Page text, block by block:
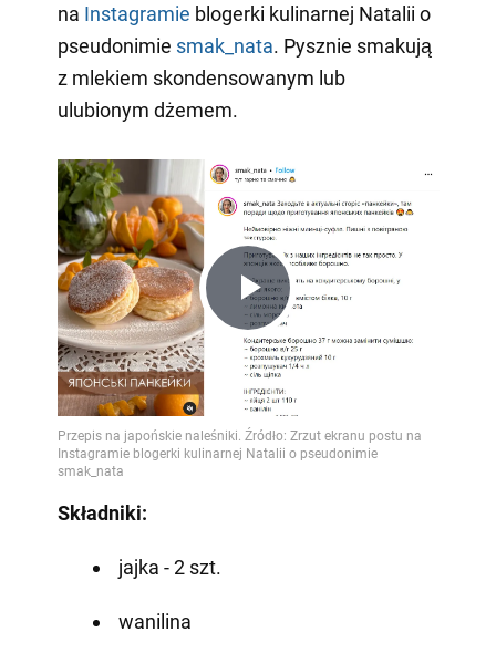
na Instagramie blogerki kulinarnej Natalii o
pseudonimie smak_nata. Pysznie smakują
z mlekiem skondensowanym lub
ulubionym dżemem.
Play
Video
Składniki:
jajka - 2 szt.
wanilina